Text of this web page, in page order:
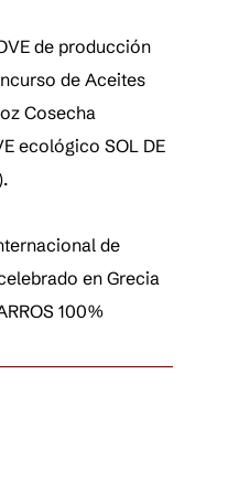
de producción
de Aceites
Cosecha
ecológico SOL DE
de
en Grecia
100%